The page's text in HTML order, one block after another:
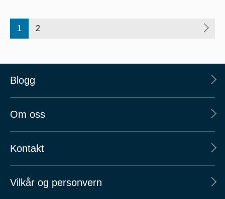
1 2
Blogg
Om oss
Kontakt
Vilkår og personvern